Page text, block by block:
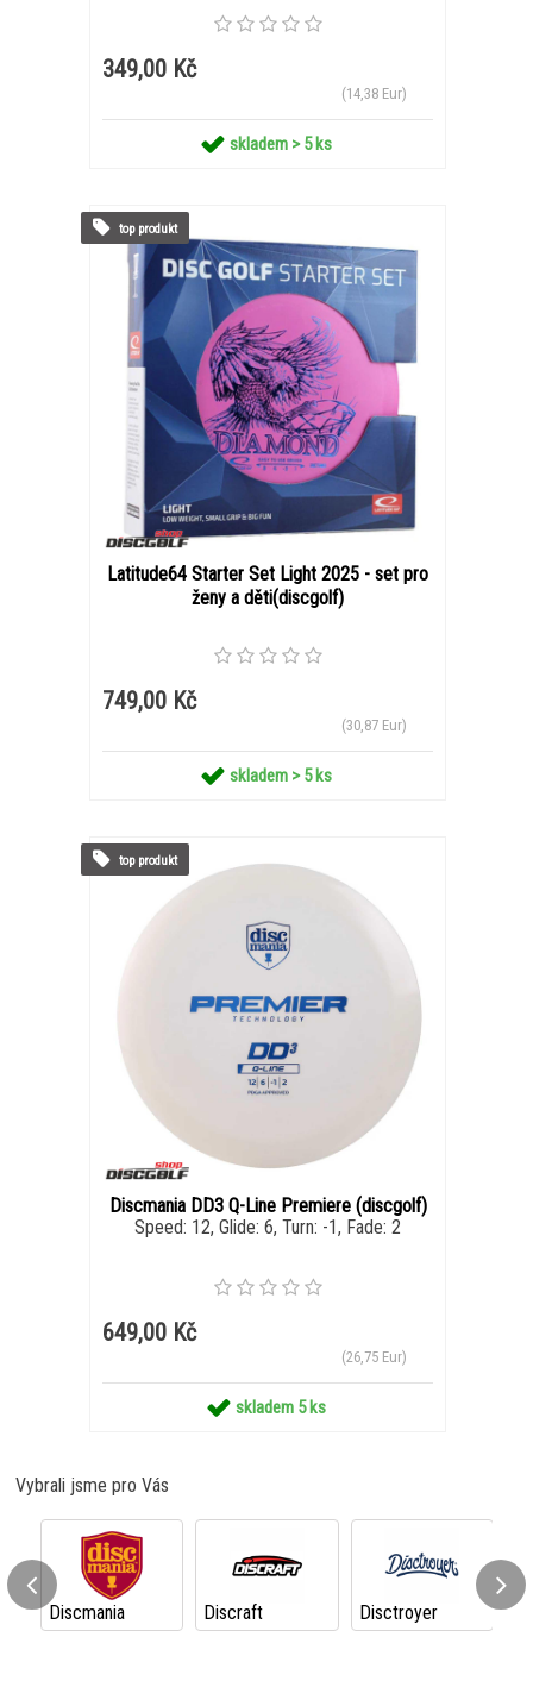
349,00 Kč
(14,38 Eur)
skladem > 5 ks
Latitude64 Starter Set Light 2025 - set pro
ženy a děti(discgolf)
749,00 Kč
(30,87 Eur)
skladem > 5 ks
top produkt
Discmania DD3 Q-Line Premiere (discgolf)
Speed: 12, Glide: 6, Turn: -1, Fade: 2
649,00 Kč
(26,75 Eur)
skladem 5 ks
top produkt
Vybrali jsme pro Vás
Discmania Discraft Disctroyer